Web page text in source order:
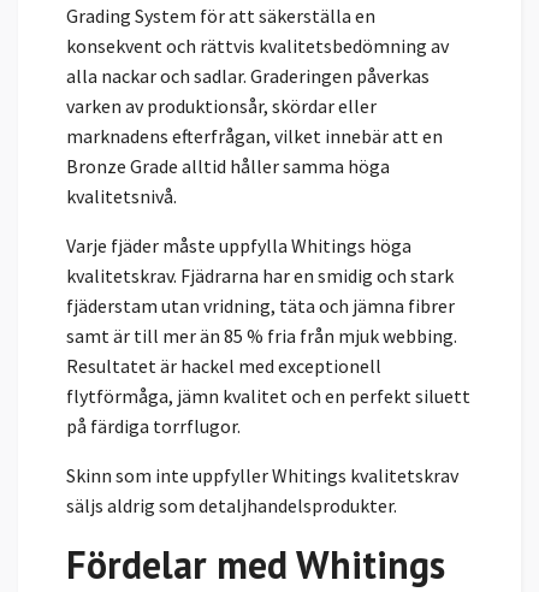
Grading System för att säkerställa en
konsekvent och rättvis kvalitetsbedömning av
alla nackar och sadlar. Graderingen påverkas
varken av produktionsår, skördar eller
marknadens efterfrågan, vilket innebär att en
Bronze Grade alltid håller samma höga
kvalitetsnivå.
Varje fjäder måste uppfylla Whitings höga
kvalitetskrav. Fjädrarna har en smidig och stark
fjäderstam utan vridning, täta och jämna fibrer
samt är till mer än 85 % fria från mjuk webbing.
Resultatet är hackel med exceptionell
flytförmåga, jämn kvalitet och en perfekt siluett
på färdiga torrflugor.
Skinn som inte uppfyller Whitings kvalitetskrav
säljs aldrig som detaljhandelsprodukter.
Fördelar med Whitings